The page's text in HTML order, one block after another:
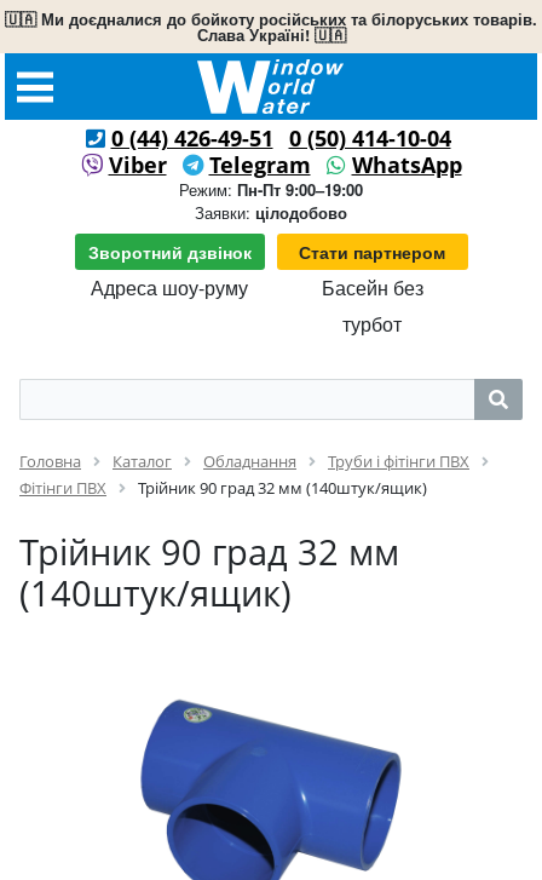
🇺🇦 Ми доєдналися до бойкоту російських та білоруських товарів.
Слава Україні! 🇺🇦
0 (44) 426-49-51
0 (50) 414-10-04
Viber
Telegram WhatsApp
Режим: Пн-Пт 9:00–19:00
Заявки: цілодобово
Зворотний дзвінок Стати партнером
Адреса шоу-руму
Басейн без
турбот
Головна Каталог Обладнання
Труби і фітінги ПВХ
Фітінги ПВХ
Трійник 90 град 32 мм (140штук/ящик)
Трійник 90 град 32 мм
(140штук/ящик)